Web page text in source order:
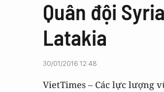
Quân đội
Latakia
30/01/2016 12:48
VietTimes – Các lực lượng